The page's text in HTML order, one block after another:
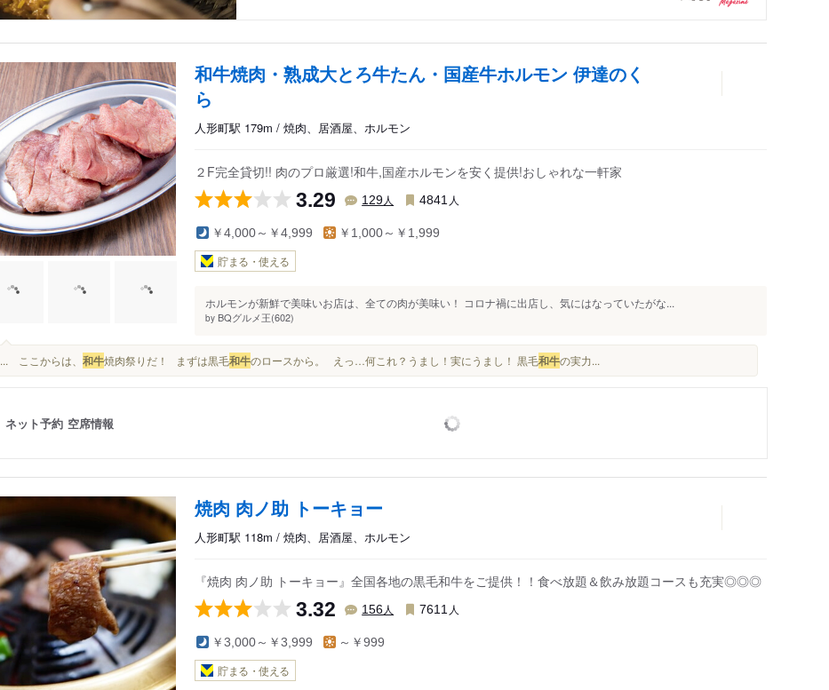
和牛焼肉・熟成大とろ牛たん・国産牛ホルモン 伊達のく
ら
人形町駅 179m / 焼肉、居酒屋、ホルモン
２F完全貸切!! 肉のプロ厳選!和牛,国産ホルモンを安く提供!おしゃれな一軒家
3.29 129人 4841 人
￥4,000～￥4,999 ￥1,000～￥1,999
貯まる・使える
ホルモンが新鮮で美味いお店は、全ての肉が美味い！ コロナ禍に出店し、気にはなっていたがな...
by BQグルメ王(602)
... ここからは、 和牛焼肉祭りだ！ まずは黒毛和牛のロースから。 えっ…何これ？うまし！実にうまし！ 黒毛和牛の実力...
ネット予約 空席情報
焼肉 肉ノ助 トーキョー
人形町駅 118m / 焼肉、居酒屋、ホルモン
『焼肉 肉ノ助 トーキョー』全国各地の黒毛和牛をご提供！！食べ放題＆飲み放題コースも充実◎◎◎
3.32 156人 7611 人
￥3,000～￥3,999 ～￥999
貯まる・使える